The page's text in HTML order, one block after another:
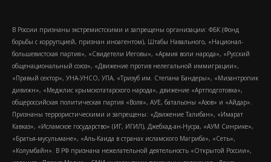
В России признаны экстремистскими и запрещены организации: ФБК (Фонд
борьбы с коррупцией, признан иноагентом), Штабы Навального, «Национал-
большевистская партия», «Свидетели Иеговы», «Армия воли народа», «Русский
общенациональный союз», «Движение против нелегальной иммиграции»,
«Правый сектор», УНА-УНСО, УПА, «Тризуб им. Степана Бандеры», «Мизантропик
дивижн», «Меджлис крымскотатарского народа», движение «Артподготовка»,
общероссийская политическая партия «Воля», АУЕ, батальоны «Азов» и «Айдар».
Признаны террористическими и запрещены: «Движение Талибан», «Имарат
Кавказ», «Исламское государство» (ИГ, ИГИЛ), Джебхад-ан-Нусра, «АУМ Синрике»,
«Братья-мусульмане», «Аль-Каида в странах исламского Магриба», «Сеть»,
«Колумбайн». В РФ признана нежелательной деятельность «Открытой России»,